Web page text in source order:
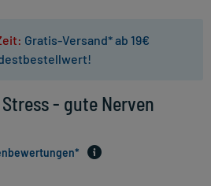
Gratis-Versand* ab 19€
- gute Nerven